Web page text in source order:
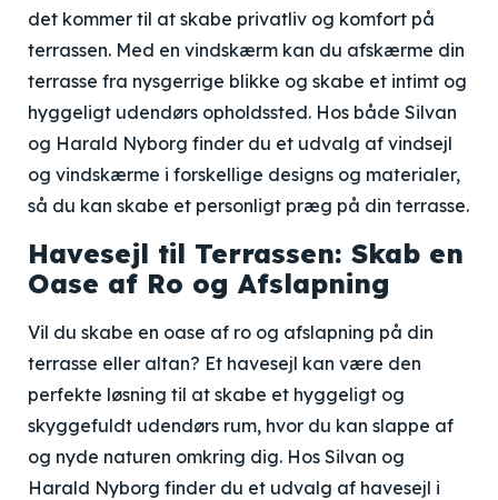
det kommer til at skabe privatliv og komfort på
terrassen. Med en vindskærm kan du afskærme din
terrasse fra nysgerrige blikke og skabe et intimt og
hyggeligt udendørs opholdssted. Hos både Silvan
og Harald Nyborg finder du et udvalg af vindsejl
og vindskærme i forskellige designs og materialer,
så du kan skabe et personligt præg på din terrasse.
Havesejl til Terrassen: Skab en
Oase af Ro og Afslapning
Vil du skabe en oase af ro og afslapning på din
terrasse eller altan? Et havesejl kan være den
perfekte løsning til at skabe et hyggeligt og
skyggefuldt udendørs rum, hvor du kan slappe af
og nyde naturen omkring dig. Hos Silvan og
Harald Nyborg finder du et udvalg af havesejl i